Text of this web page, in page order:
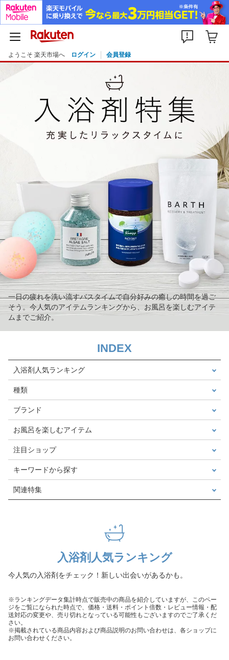
ようこそ 楽天市場へ ログイン 会員登録
一日の疲れを洗い流すバスタイムで自分好みの癒しの時間を過ご
そう。今人気のアイテムランキングから、お風呂を楽しむアイテ
ムまでご紹介。
INDEX
入浴剤人気ランキング
種類
ブランド
お風呂を楽しむアイテム
注目ショップ
キーワードから探す
関連特集
入浴剤人気ランキング
今人気の入浴剤をチェック！新しい出会いがあるかも。
※ランキングデータ集計時点で販売中の商品を紹介していますが、このペー
ジをご覧になられた時点で、価格・送料・ポイント倍数・レビュー情報・配
送対応の変更や、売り切れとなっている可能性もございますのでご了承くだ
さい。
※掲載されている商品内容および商品説明のお問い合わせは、各ショップに
お問い合わせください。